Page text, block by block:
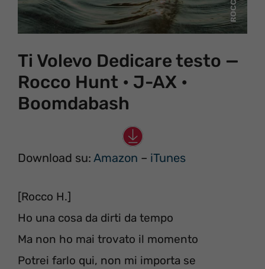
Ti Volevo Dedicare testo —
Rocco Hunt • J-AX •
Boomdabash
Download su: Amazon – iTunes
[Rocco H.]
Ho una cosa da dirti da tempo
Ma non ho mai trovato il momento
Potrei farlo qui, non mi importa se